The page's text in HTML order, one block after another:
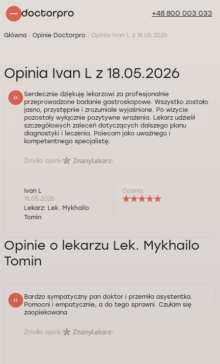
+48 800 003 033
Główna Opinie Doctorpro Opinia Ivan L z 18.05.2026
Opinia Ivan L z 18.05.2026
Serdecznie dziękuję lekarzowi za profesjonalnie
przeprowadzone badanie gastroskopowe. Wszystko zostało
jasno, przystępnie i zrozumiale wyjaśnione. Po wizycie
pozostały wyłącznie pozytywne wrażenia. Lekarz udzielił
szczegółowych zaleceń dotyczących dalszego planu
diagnostyki i leczenia. Polecam jako uważnego i
kompetentnego specjalistę.
Źródło opinii:
Ivan L
18.05.2026
Lekarz: Lek. Mykhailo
Tomin
Ocena:
Opinie o lekarzu Lek. Mykhailo
Tomin
Bardzo sympatyczny pan doktor i przemiła asystentka.
Pomocni i empatycznie, a do tego sprawni. Czułam się
zaopiekowana
Źródło opinii: